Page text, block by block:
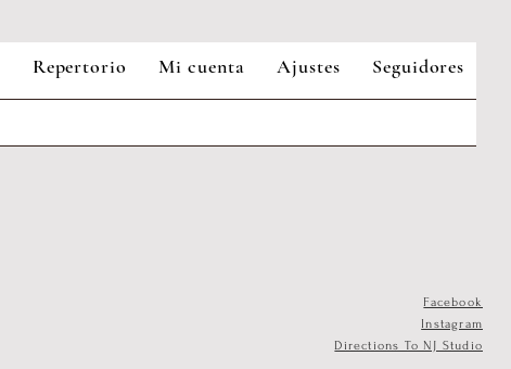
Repertorio Mi cuenta Ajustes Seguidores
Facebook
Instagram
Directions To NJ Studio